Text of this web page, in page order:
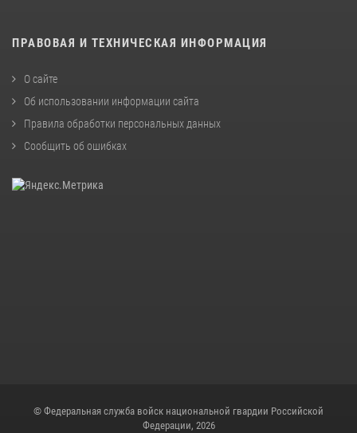
ПРАВОВАЯ И ТЕХНИЧЕСКАЯ ИНФОРМАЦИЯ
О сайте
Об использовании информации сайта
Правила обработки персональных данных
Сообщить об ошибках
© Федеральная служба войск национальной гвардии Российской
Федерации, 2026